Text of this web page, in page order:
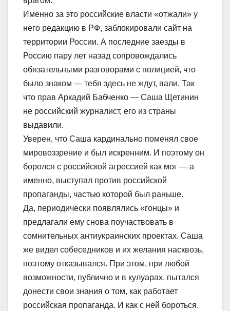
Именно за это российские власти «отжали» у
него редакцию в РФ, заблокировали сайт на
территории России. А последние заезды в
Россию пару лет назад сопровождались
обязательными разговорами с полицией, что
было знаком — тебя здесь не ждут, вали. Так
что прав Аркадий Бабченко — Саша Щетинин
не российский журналист, его из страны
выдавили.
Уверен, что Саша кардинально поменял свое
мировоззрение и был искренним. И поэтому он
боролся с российской агрессией как мог — а
именно, выступал против российской
пропаганды, частью которой был раньше.
Да, периодически появлялись «гонцы» и
предлагали ему снова поучаствовать в
сомнительных антиукраинских проектах. Саша
же видел собеседников и их желания насквозь,
поэтому отказывался. При этом, при любой
возможности, публично и в кулуарах, пытался
донести свои знания о том, как работает
российская пропаганда. И как с ней бороться.